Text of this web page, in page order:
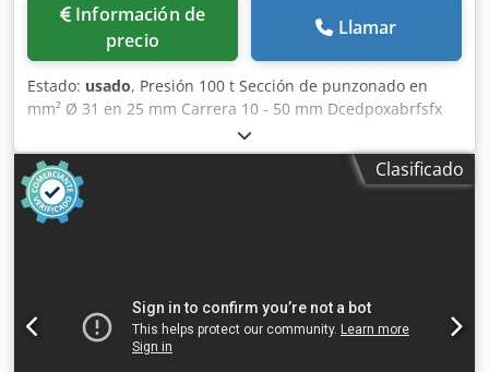
Información de
precio
Llamar
Estado: usado, Presión 100 t Sección de punzonado en
mm² Ø 31 en 25 mm Carrera 10 - 50 mm Dcedpoxabrfsfx
An Nok Garganta 510 mm Altura de trabajo 1100 mm
Frecuencia de carrera 14 - 45 carreras/min Diámetro
máximo de punzonado Ø 90,0 mm Capacidad de aceite
103 l Potencia total requerida 7,5 kW Peso de la máquina
aprox. 2400 kg Dimensiones L-A-H 1750 x 1020 x 2050 mm
alcance - Estación de punzonado con separador de
material/chapa - Ajuste de carrera continuo.. 10-50 mm -
Pedal de control móvil con cubierta de protección incluida
Clasificado